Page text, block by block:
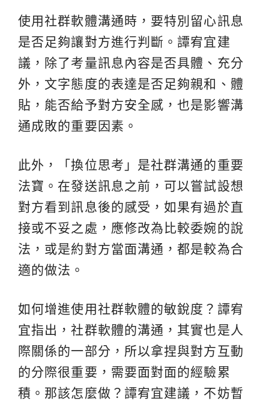
使用社群軟體溝通時，要特別留心訊息
是否足夠讓對方進行判斷。譚宥宜建
議，除了考量訊息內容是否具體、充分
外，文字態度的表達是否足夠親和、體
貼，能否給予對方安全感，也是影響溝
通成敗的重要因素。
此外，「換位思考」是社群溝通的重要
法寶。在發送訊息之前，可以嘗試設想
對方看到訊息後的感受，如果有過於直
接或不妥之處，應修改為比較委婉的說
法，或是約對方當面溝通，都是較為合
適的做法。
如何增進使用社群軟體的敏銳度？譚宥
宜指出，社群軟體的溝通，其實也是人
際關係的一部分，所以拿捏與對方互動
的分際很重要，需要面對面的經驗累
積。那該怎麼做？譚宥宜建議，不妨暫